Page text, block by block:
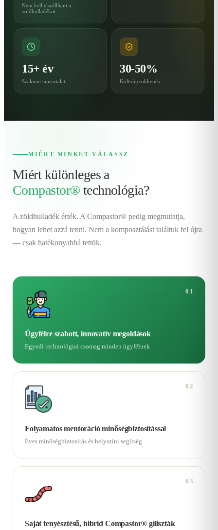
Nem kell elszállítani a
zöldhulladékot.
15+ év
Szakmai tapasztalat
30-50%
Költségcsökkenés
MIÉRT MINKET VÁLASSZ
Miért különleges a
Compastor® technológia?
A zöldhulladék érték. A Compastor® pedig megmutatja,
hogyan lehet azzá tenni. Nem a komposztálást találtuk fel újra
— csak hatékonyabbá tettük.
01
Ügyfélre szabott, innovatív megoldások
Egyedi technológiai csomag minden ügyfélnek
02
Folyamatos mentoráció minőségbiztosítással
Éves minőségbiztosítás és helyszíni segítség
03
Saját tenyésztésű, hibrid Compastor® giliszták